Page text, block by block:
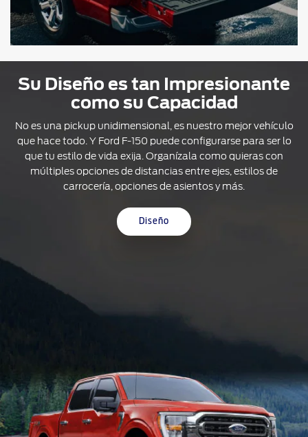
Su Diseño es tan Impresionante
como su Capacidad
No es una pickup unidimensional, es nuestro mejor vehículo
que hace todo. Y Ford F-150 puede configurarse para ser lo
que tu estilo de vida exija. Organízala como quieras con
múltiples opciones de distancias entre ejes, estilos de
carrocería, opciones de asientos y más.
Diseño